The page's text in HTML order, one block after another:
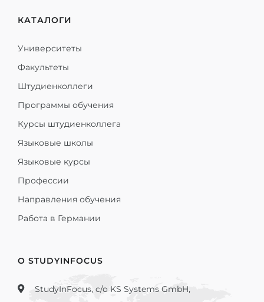
КАТАЛОГИ
Университеты
Факультеты
Штудиенколлеги
Программы обучения
Курсы штудиенколлега
Языковые школы
Языковые курсы
Профессии
Направления обучения
Работа в Германии
О STUDYINFOCUS
StudyInFocus, c/o KS Systems GmbH,